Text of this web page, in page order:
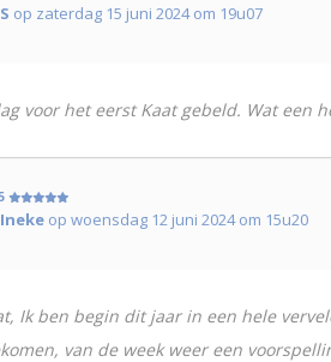
S op zaterdag 15 juni 2024 om 19u07
voor het eerst Kaat gebeld. Wat
Ineke op woensdag 12 juni 2024 om 15u20
Ik ben begin dit jaar in een hele
van de week weer een